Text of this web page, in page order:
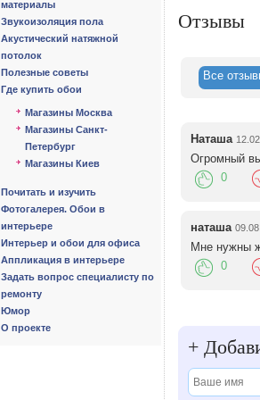
материалы
Звукоизоляция пола
Акустический натяжной
потолок
Полезные советы
Где купить обои
Магазины Москва
Магазины Санкт-
Петербург
Магазины Киев
Почитать и изучить
Фотогалерея. Обои в
интерьере
Интерьер и обои для офиса
Аппликация в интерьере
Задать вопрос специалисту по
ремонту
Юмор
О проекте
С помощью
сантехнику
Мы
любым
Вы также
Мы
Мы
Отзывы
Все
Наташа
Огромный
0
наташа
Мне нужны
0
+